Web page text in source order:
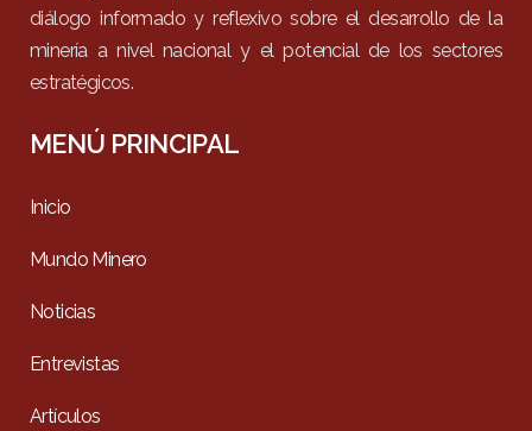
diálogo informado y reflexivo sobre el desarrollo de la
minería a nivel nacional y el potencial de los sectores
estratégicos.
MENÚ PRINCIPAL
Inicio
Mundo Minero
Noticias
Entrevistas
Artículos